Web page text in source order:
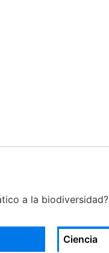
a la biodiversidad?
Ciencia